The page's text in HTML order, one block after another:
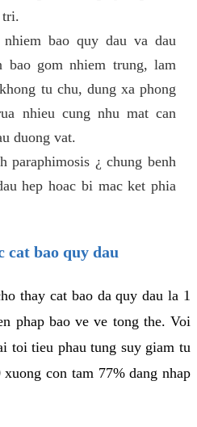
tri.
bao quy dau va dau
bao gom nhiem trung, lam
tu chu, dung xa phong
nhieu cung nhu mat can
duong vat.
paraphimosis ¿ chung benh
hep hoac bi mac ket phia
cat bao quy dau
thay cat bao da quy dau la 1
phap bao ve ve tong the. Voi
toi tieu phau tung suy giam tu
con tam 77% dang nhap